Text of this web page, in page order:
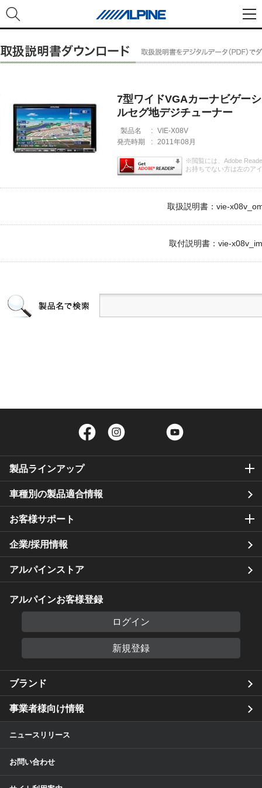
7型ワイドVGAカーナビゲー
ルセグ地デジチューナー
製品名 : VIE-X08V
発売時期
: 2011年08月
※閲覧には、Adobe
お持ちでない方は左のア
取扱説明書：vie-
取付説明書：vie-
Facebook Twitter
製品ラインアップ
車種別の製品適合情報
お客様サポート
企業/採用情報
アルパインストア
アルパインお客様登録
ログイン
新規登録
ブランド
事業者様向け情報
ニュースリリース
お問い合わせ